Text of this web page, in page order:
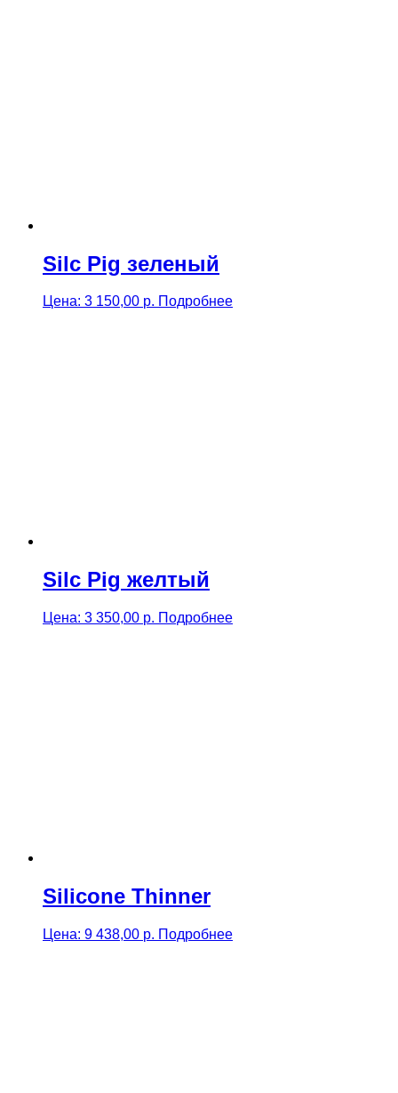
Silc Pig зеленый
Цена: 3 150,00 р. Подробнее
Silc Pig желтый
Цена: 3 350,00 р. Подробнее
Silicone Thinner
Цена: 9 438,00 р. Подробнее